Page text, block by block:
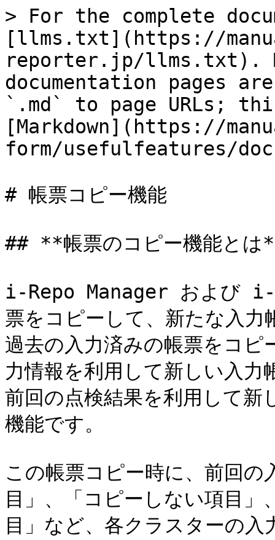
> For the complete
[llms.txt](https://
reporter.jp/llms.txt).
documentation pages
`.md` to page URLs;
[Markdown](https://
form/usefulfeatures/
# 帳票コピー機能
## **帳票のコピー機能とは
i-Repo Manager および i-
票をコピーして、新たな入
過去の入力済みの帳票をコピ
力情報を利用して新しい入
前回の点検結果を利用して新
機能です。
この帳票コピー時に、前回
目」、「コピーしない項目
目」など、各クラスターの